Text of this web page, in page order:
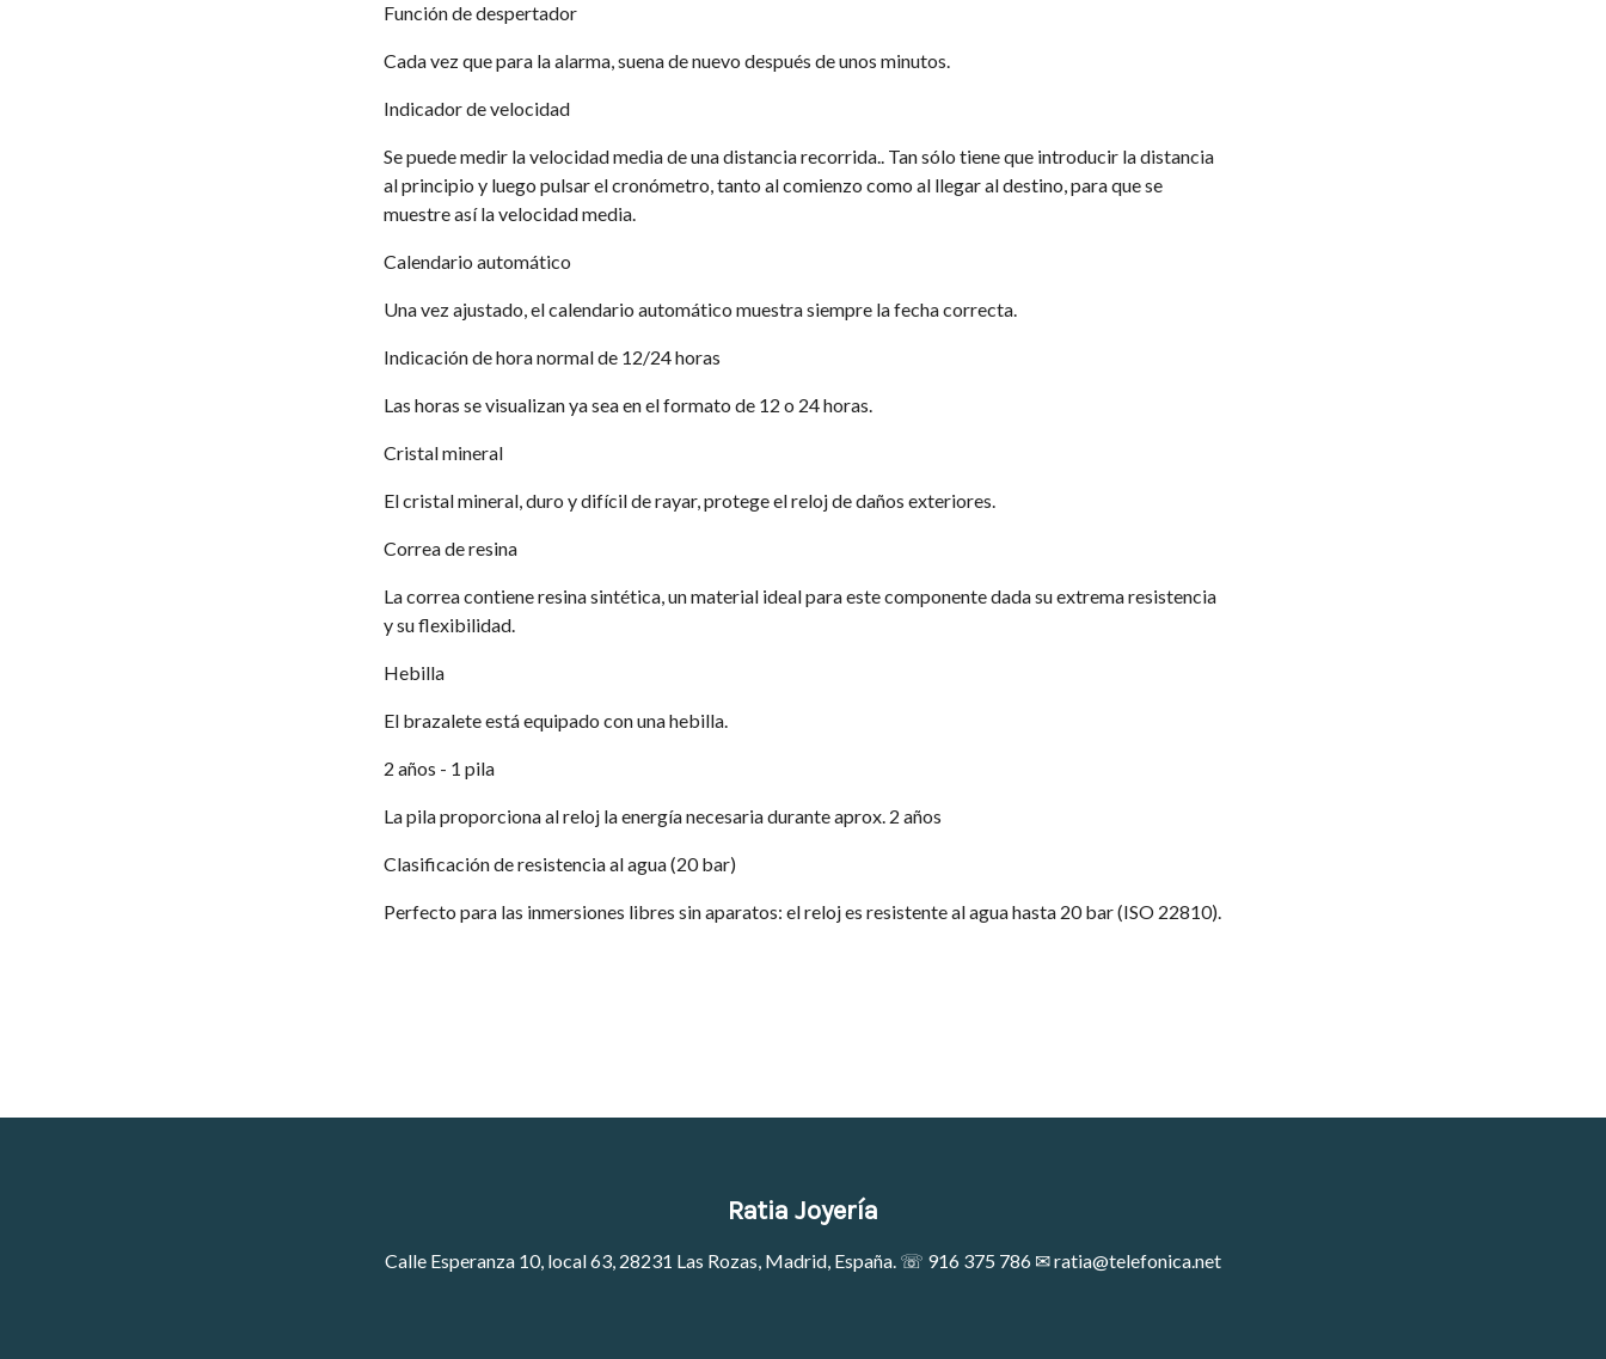
Función de despertador
Cada vez que para la alarma, suena de nuevo después de unos minutos.
Indicador de velocidad
Se puede medir la velocidad media de una distancia recorrida.. Tan sólo tiene que introducir la distancia
al principio y luego pulsar el cronómetro, tanto al comienzo como al llegar al destino, para que se
muestre así la velocidad media.
Calendario automático
Una vez ajustado, el calendario automático muestra siempre la fecha correcta.
Indicación de hora normal de 12/24 horas
Las horas se visualizan ya sea en el formato de 12 o 24 horas.
Cristal mineral
El cristal mineral, duro y difícil de rayar, protege el reloj de daños exteriores.
Correa de resina
La correa contiene resina sintética, un material ideal para este componente dada su extrema resistencia
y su flexibilidad.
Hebilla
El brazalete está equipado con una hebilla.
2 años - 1 pila
La pila proporciona al reloj la energía necesaria durante aprox. 2 años
Clasificación de resistencia al agua (20 bar)
Perfecto para las inmersiones libres sin aparatos: el reloj es resistente al agua hasta 20 bar (ISO 22810).
Ratia Joyería
Calle Esperanza 10, local 63, 28231 Las Rozas, Madrid, España. ☏ 916 375 786 ✉ratia@telefonica.net